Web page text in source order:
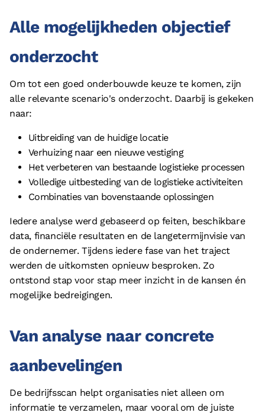
Alle mogelijkheden objectief
onderzocht
Om tot een goed onderbouwde keuze te komen, zijn
alle relevante scenario's onderzocht. Daarbij is gekeken
naar:
Uitbreiding van de huidige locatie
Verhuizing naar een nieuwe vestiging
Het verbeteren van bestaande logistieke processen
Volledige uitbesteding van de logistieke activiteiten
Combinaties van bovenstaande oplossingen
Iedere analyse werd gebaseerd op feiten, beschikbare
data, financiële resultaten en de langetermijnvisie van
de ondernemer. Tijdens iedere fase van het traject
werden de uitkomsten opnieuw besproken. Zo
ontstond stap voor stap meer inzicht in de kansen én
mogelijke bedreigingen.
Van analyse naar concrete
aanbevelingen
De bedrijfsscan helpt organisaties niet alleen om
informatie te verzamelen, maar vooral om de juiste